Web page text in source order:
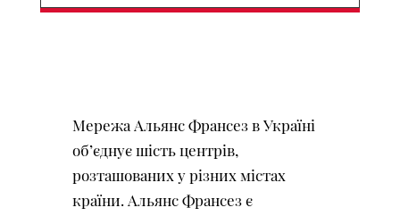
Мережа Альянс Франсез в Україні
об’єднує шість центрів,
розташованих у різних містах
країни. Альянс Франсез є